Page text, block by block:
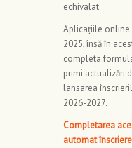
echivalat.
Aplicațiile online
2025, însă în
completa
primi actualizări
lansarea
2026-2027.
Completarea
automat